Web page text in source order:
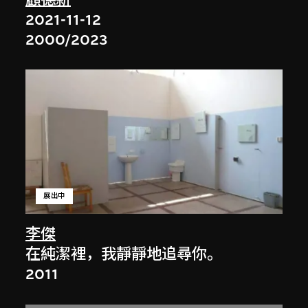
2021-11-12
2000/2023
李傑
展出中
在純潔裡，我靜靜地追尋你。
2011